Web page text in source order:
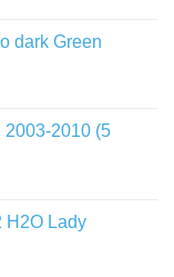
dark Green
2003-2010 (5
H2O Lady